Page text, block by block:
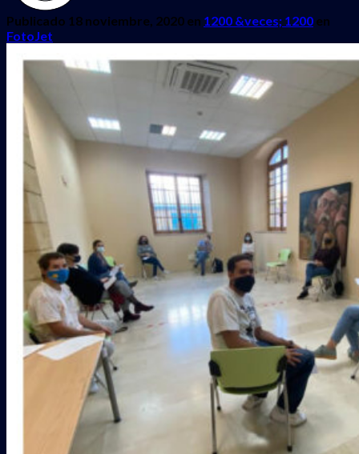
INICIO
Erasmus + Juventud
Galería
COLABORADORES
CONTACTO
Publicado 18 noviembre, 2020 en 1200 &veces; 1200 en
FotoJet